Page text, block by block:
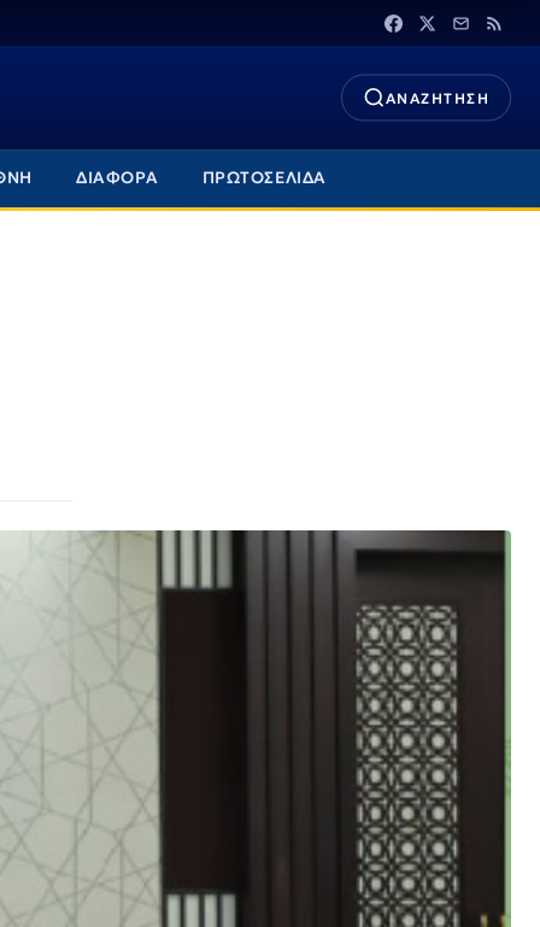
ΑΝΑΖΗΤΗΣΗ
ΔΙΑΦΟΡΑ ΠΡΩΤΟΣΕΛΙΔΑ